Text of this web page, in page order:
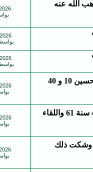
الله عنه
د. السني العكيدي الصادق أشار إلى استمرار إحياء مجالس الحسين 10 و 40
المحقق فوزي آل سيف يثبت صحة وصول السبايا 20 صفر 40 سنة 61 واللقاء
وشكت ذلك